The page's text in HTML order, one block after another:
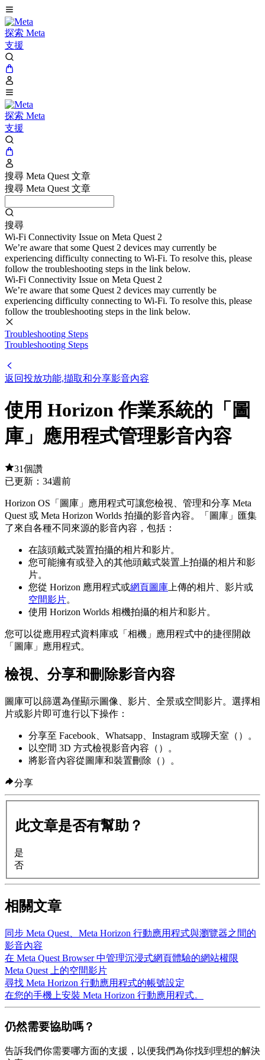
探索 Meta
支援
探索 Meta
支援
搜尋 Meta Quest 文章
搜尋 Meta Quest 文章
搜尋
Wi-Fi Connectivity Issue on Meta Quest 2
We’re aware that some Quest 2 devices may currently be
experiencing difficulty connecting to Wi-Fi. To resolve this, please
follow the troubleshooting steps in the link below.
Wi-Fi Connectivity Issue on Meta Quest 2
We’re aware that some Quest 2 devices may currently be
experiencing difficulty connecting to Wi-Fi. To resolve this, please
follow the troubleshooting steps in the link below.
Troubleshooting Steps
Troubleshooting Steps
返回投放功能,擷取和分享影音內容
使用 Horizon 作業系統的「圖
庫」應用程式管理影音內容
31個讚
已更新： 34週前
Horizo​​n OS「圖庫」應用程式可讓您檢視、管理和分享 Meta
Quest 或 Meta Horizo​​n Worlds 拍攝的影音內容。「圖庫」匯集
了來自各種不同來源的影音內容，包括：
在該頭戴式裝置拍攝的相片和影片。
您可能擁有或登入的其他頭戴式裝置上拍攝的相片和影
片。
您從 Horizon 應用程式或網頁圖庫 上傳的相片、影片或
空間影片。
使用 Horizon Worlds 相機拍攝的相片和影片。
您可以從應用程式資料庫或「相機」應用程式中的捷徑開啟
「圖庫」應用程式。
檢視、分享和刪除影音內容
圖庫可以篩選為僅顯示圖像、影片、全景或空間影片。選擇相
片或影片即可進行以下操作：
分享至 Facebook、Whatsapp、Instagram 或聊天室（ ）。
以空間 3D 方式檢視影音內容（ ）。
將影音內容從圖庫和裝置刪除（ ）。
分享
此文章是否有幫助？
是
否
相關文章
同步 Meta Quest、Meta Horizon 行動應用程式與瀏覽器之間的
影音內容
在 Meta Quest Browser 中管理沉浸式網頁體驗的網站權限
Meta Quest 上的空間影片
尋找 Meta Horizon 行動應用程式的帳號設定
在您的手機上安裝 Meta Horizon 行動應用程式。
仍然需要協助嗎？
告訴我們你需要哪方面的支援，以便我們為你找到理想的解決